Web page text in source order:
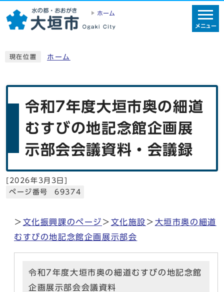
ホーム
メニュー
現在位置 ホーム
令和7年度大垣市奥の細道
むすびの地記念館企画展
示部会会議資料・会議録
[ 2026年3月3日]
ページ番号 69374
＞ 文化振興課のページ ＞ 文化施設 ＞ 大垣市奥の細道
むすびの地記念館企画展示部会
令和7年度大垣市奥の細道むすびの地記念館
企画展示部会会議資料